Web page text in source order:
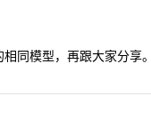
同模型，再跟大家分享。